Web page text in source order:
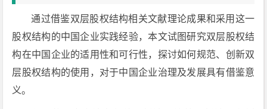
通过借鉴双层股权结构相关文献理论成果和采用这一
股权结构的中国企业实践经验，本文试图研究双层股权结
构在中国企业的适用性和可行性，探讨如何规范、创新双
层股权结构的使用，对于中国企业治理及发展具有借鉴意
义。